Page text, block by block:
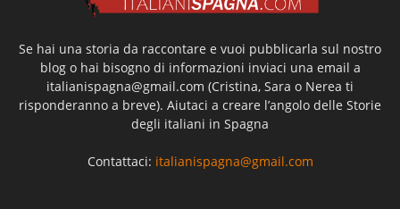
Se hai una storia da raccontare e vuoi pubblicarla sul nostro
blog o hai bisogno di informazioni inviaci una email a
italianispagna@gmail.com (Cristina, Sara o Nerea ti
risponderanno a breve). Aiutaci a creare l’angolo delle Storie
degli italiani in Spagna
Contattaci: italianispagna@gmail.com